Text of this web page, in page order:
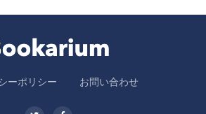
ーポリシー お問い合わせ